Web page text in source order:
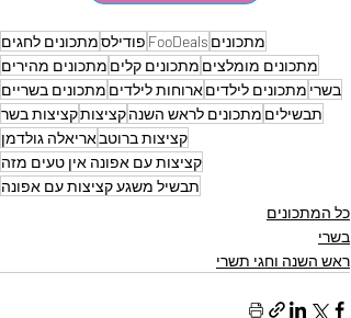
מתכונים FooDeals פודילסמתכונים לחגים
מתכונים מומלצים מתכונים קלים מתכונים מהירים
בשרי מתכונים לילדיםארוחות לילדים מתכונים בשריים
תבשילים מתכונים לראש השנהקציצותקציצות בשר
קציצות ברוטבאריאלה גולדמן
קציצות עם אפונה אין טעים מזה
תבשיל משגע קציצות עם אפונה
כל המתכונים
בשרי
ראש השנה וחגי תשרי